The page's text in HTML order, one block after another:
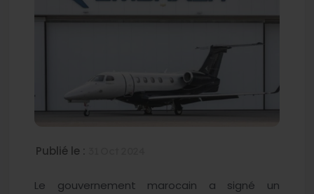
Publié le :
Le gouvernement marocain a signé un